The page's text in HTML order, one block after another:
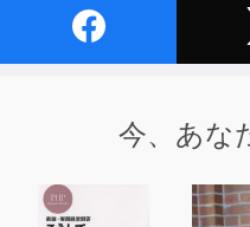
ばれている伝統だ。両者
の違いにも行きつく。た
きを重視する戦略に行き
今、あな